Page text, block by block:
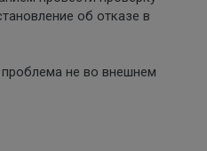
об отказе в
не во внешнем